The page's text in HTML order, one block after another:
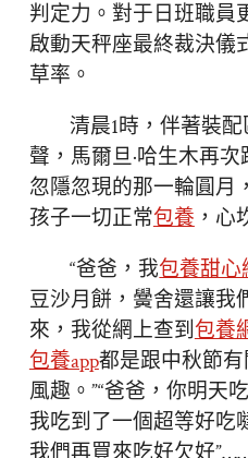
判定力。對于日班職員
啟動天秤座最終裁決儀
草率。
清晨1時，伴著裝
聲，馬爾旦·哈生木再
忽隱忽現的那一輪圓月
孩子一切正常包養，心
“爸爸，我包養甜心
豆沙月餅，黌舍還讓我
來，我從網上查到包養
包養app都是跟中秋節
風趣。”“爸爸，你明天
我吃到了一個超等好吃